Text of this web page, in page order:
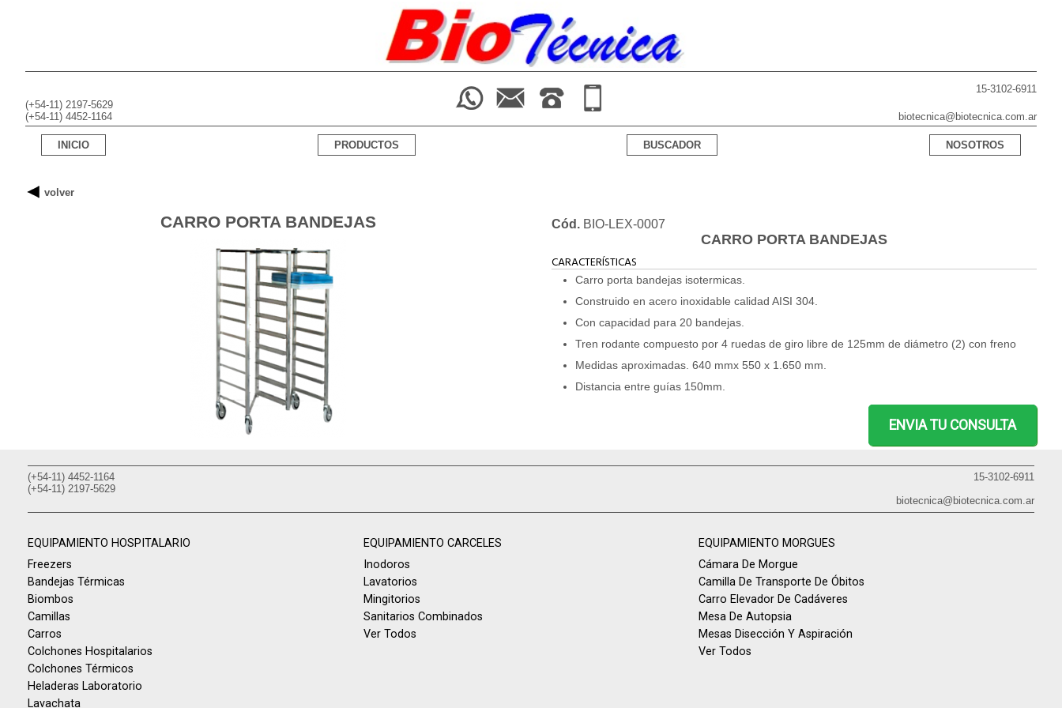
(+54-11) 2197-5629
(+54-11) 4452-1164
15-3102-6911
biotecnica@biotecnica.com.ar
INICIO PRODUCTOS BUSCADOR NOSOTROS
volver
CARRO PORTA BANDEJAS Cód.BIO-LEX-0007
CARRO PORTA BANDEJAS
CARACTERÍSTICAS
Carro porta bandejas isotermicas.
Construido en acero inoxidable calidad AISI 304.
Con capacidad para 20 bandejas.
Tren rodante compuesto por 4 ruedas de giro libre de 125mm de diámetro (2) con freno
Medidas aproximadas. 640 mmx 550 x 1.650 mm.
Distancia entre guías 150mm.
ENVIA TU CONSULTA
(+54-11) 4452-1164
(+54-11) 2197-5629
15-3102-6911
biotecnica@biotecnica.com.ar
EQUIPAMIENTO HOSPITALARIO
Freezers
Bandejas Térmicas
Biombos
Camillas
Carros
Colchones Hospitalarios
Colchones Térmicos
Heladeras Laboratorio
Lavachata
EQUIPAMIENTO CARCELES
Inodoros
Lavatorios
Mingitorios
Sanitarios Combinados
Ver Todos
EQUIPAMIENTO MORGUES
Cámara De Morgue
Camilla De Transporte De Óbitos
Carro Elevador De Cadáveres
Mesa De Autopsia
Mesas Disección Y Aspiración
Ver Todos